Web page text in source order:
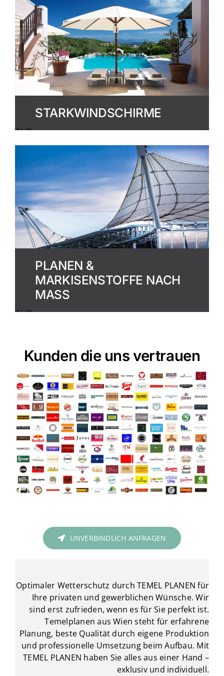
STARKWINDSCHIRME
MEHR
PLANEN &
MARKISENSTOFFE NACH
MASS
MEHR
Kunden die uns vertrauen
UNVERBINDLICH ANFRAGEN
Optimaler Wetterschutz durch TEMEL PLANEN für
Ihre privaten und gewerblichen Wünsche. Wir
sind erst zufrieden, wenn es für Sie perfekt ist.
Temelplanen aus Wien steht für erfahrene
Planung, beste Qualität durch eigene Produktion
und professionelle Umsetzung beim Aufbau. Mit
TEMEL PLANEN haben Sie alles aus einer Hand –
exklusiv und individuell.